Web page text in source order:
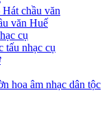
chầu văn
văn Huế
cụ
tấu nhạc cụ
hoa âm nhạc dân tộc